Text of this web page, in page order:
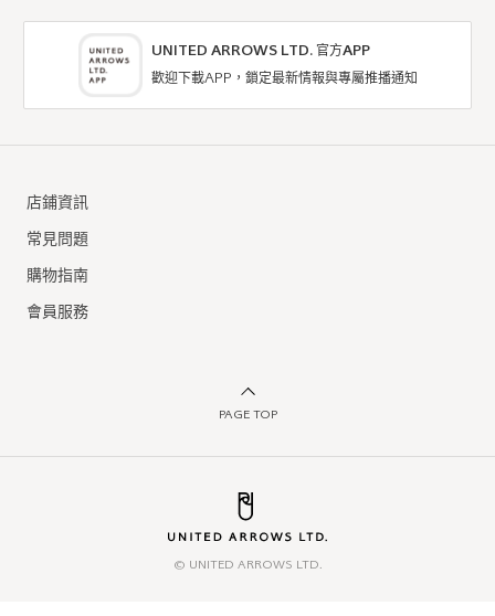
UNITED ARROWS LTD. 官方APP
歡迎下載APP，鎖定最新情報與專屬推播通知
店鋪資訊
常見問題
購物指南
會員服務
PAGE TOP
© UNITED ARROWS LTD.